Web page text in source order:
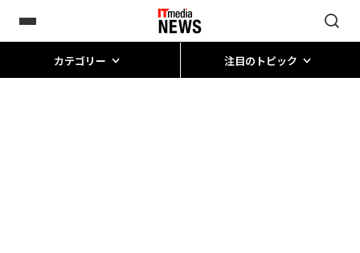
カテゴリー 注目のトピック